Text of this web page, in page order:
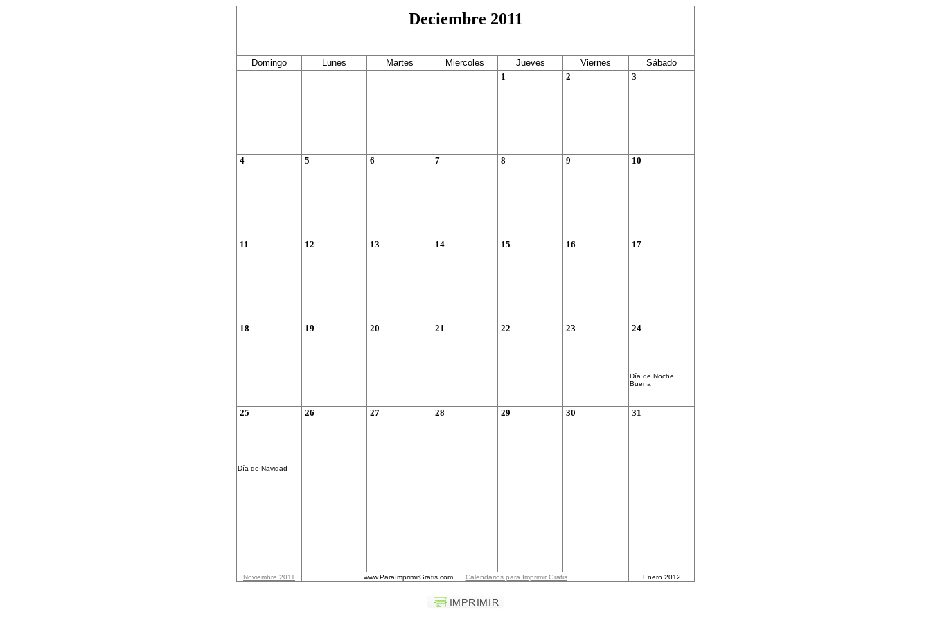
Deciembre 2011
Domingo Lunes Martes Miercoles Jueves Viernes
Sábado
1
2 3
4 5 6 7 8 9 10
11 12 13 14 15 16 17
18 19 20 21 22 23 24
Día de Noche
Buena
25
Día de Navidad
26 27 28 29 30 31
Noviembre 2011 www.ParaImprimirGratis.com Calendarios para Imprimir Gratis Enero 2012